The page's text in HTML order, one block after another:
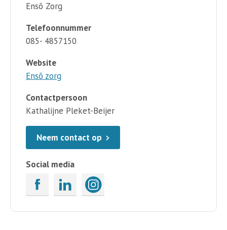
Ensõ Zorg
Telefoonnummer
085- 4857150
Website
Ensõ zorg
Contactpersoon
Kathalijne Pleket-Beijer
Neem contact op
Social media